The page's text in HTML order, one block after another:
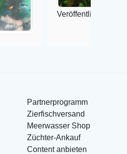
Veröffentlicht auf Google
Partnerprogramm
Zierfischversand
Meerwasser Shop
Züchter-Ankauf
Content anbieten